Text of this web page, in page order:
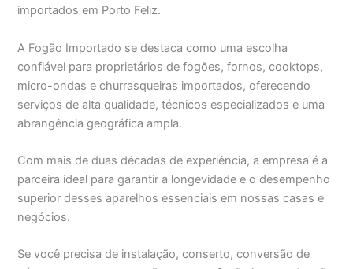
importados em Porto Feliz.
A Fogão Importado se destaca como uma escolha
confiável para proprietários de fogões, fornos, cooktops,
micro-ondas e churrasqueiras importados, oferecendo
serviços de alta qualidade, técnicos especializados e uma
abrangência geográfica ampla.
Com mais de duas décadas de experiência, a empresa é a
parceira ideal para garantir a longevidade e o desempenho
superior desses aparelhos essenciais em nossas casas e
negócios.
Se você precisa de instalação, conserto, conversão de